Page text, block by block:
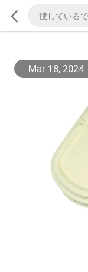
Mar 18, 2024